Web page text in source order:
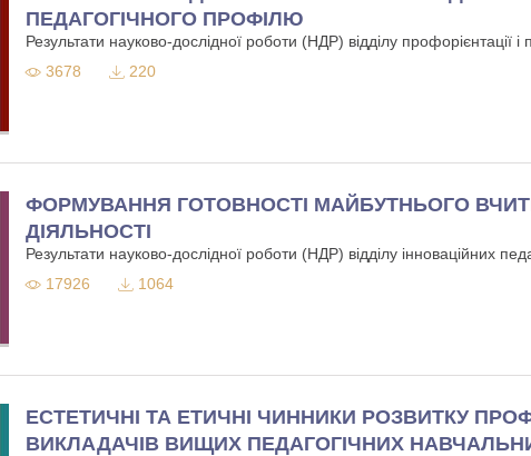
ПЕДАГОГІЧНОГО ПРОФІЛЮ
Результати науково-дослідної роботи (НДР) відділу профорієнтації і
3678
220
ФОРМУВАННЯ ГОТОВНОСТІ МАЙБУТНЬОГО
ДІЯЛЬНОСТІ
Результати науково-дослідної роботи (НДР) відділу інноваційних
17926
1064
ЕСТЕТИЧНІ ТА ЕТИЧНІ ЧИННИКИ РОЗВИТКУ
ВИКЛАДАЧІВ ВИЩИХ ПЕДАГОГІЧНИХ